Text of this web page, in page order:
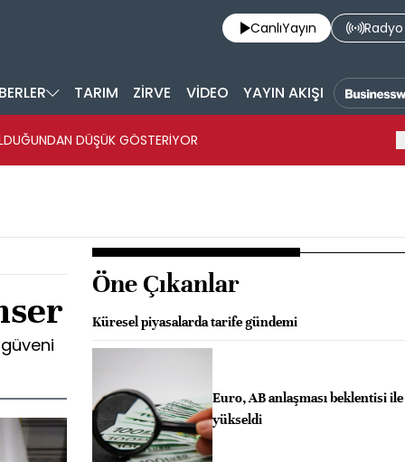
CanlıYayın Radyo
TARIM ZİRVE VİDEO YAYIN AKIŞI
DÜŞÜK GÖSTERİYOR
Öne Çıkanlar
Küresel piyasalarda tarife gündemi
Euro, AB anlaşması beklentisi ile
yükseldi